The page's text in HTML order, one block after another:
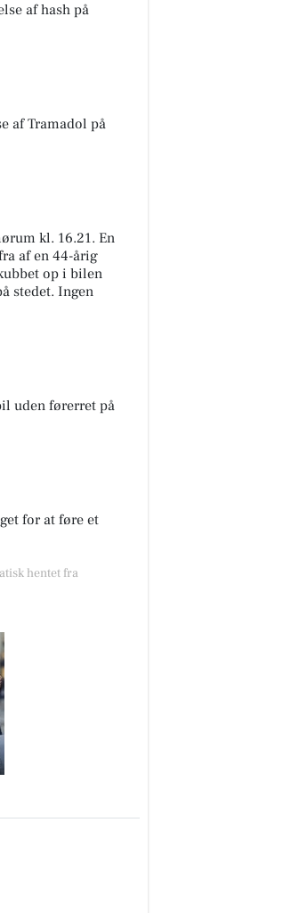
af hash på
af Tramadol på
kl. 16.21. En
af en 44-årig
op i bilen
stedet. Ingen
uden førerret på
for at føre et
hentet fra